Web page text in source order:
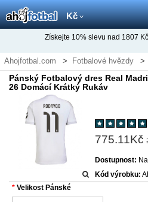
Kč
Získejte 10% slevu nad 1807
Ahojfotbal.com Fotbalové hvězdy
Pánský Fotbalový dres Real
26 Domácí Krátký Rukáv
775.11Kč
Dostupnost:
Kód výrobku:
Velikost Pánské